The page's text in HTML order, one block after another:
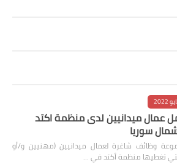
عمال ميدانيين لدى منظمة اكتد
وظائف شاغرة لعمال ميدانيين (مهنيين و/أو
تغطيها منظمة أكتد في …